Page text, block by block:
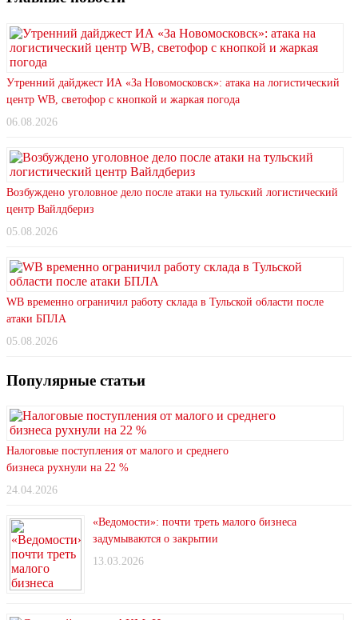
Утренний дайджест ИА «За Новомосковск»: атака на логистический
центр WB, светофор с кнопкой и жаркая погода
06.08.2026
Возбуждено уголовное дело после атаки на тульский логистический
центр Вайлдбериз
05.08.2026
WB временно ограничил работу склада в Тульской области после
атаки БПЛА
05.08.2026
Популярные статьи
Налоговые поступления от малого и среднего
бизнеса рухнули на 22 %
24.04.2026
«Ведомости»: почти треть малого бизнеса
задумываются о закрытии
13.03.2026